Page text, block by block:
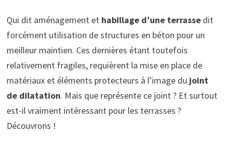
Qui dit aménagement et habillage d’une terrassedit
forcément utilisation de structures en béton pour un
meilleur maintien. Ces dernières étant toutefois
relativement fragiles, requièrent la mise en place de
matériaux et éléments protecteurs à l’image du joint
de dilatation. Mais que représente ce joint ? Et surtout
est-il vraiment intéressant pour les terrasses ?
Découvrons !